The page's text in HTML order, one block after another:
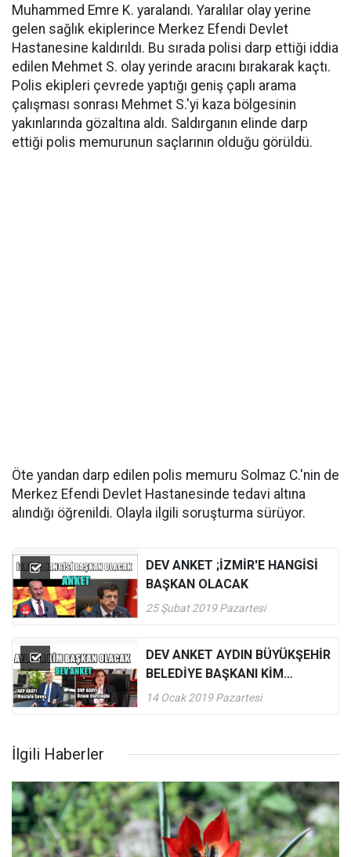
Muhammed Emre K. yaralandı. Yaralılar olay yerine
gelen sağlık ekiplerince Merkez Efendi Devlet
Hastanesine kaldırıldı. Bu sırada polisi darp ettiği iddia
edilen Mehmet S. olay yerinde aracını bırakarak kaçtı.
Polis ekipleri çevrede yaptığı geniş çaplı arama
çalışması sonrası Mehmet S.'yi kaza bölgesinin
yakınlarında gözaltına aldı. Saldırganın elinde darp
ettiği polis memurunun saçlarının olduğu görüldü.
Öte yandan darp edilen polis memuru Solmaz C.'nin de
Merkez Efendi Devlet Hastanesinde tedavi altına
alındığı öğrenildi. Olayla ilgili soruşturma sürüyor.
DEV ANKET ;İZMİR'E HANGİSİ
BAŞKAN OLACAK
25 Şubat 2019 Pazartesi
DEV ANKET AYDIN BÜYÜKŞEHİR
BELEDİYE BAŞKANI KİM
OLACAK
14 Ocak 2019 Pazartesi
İlgili Haberler